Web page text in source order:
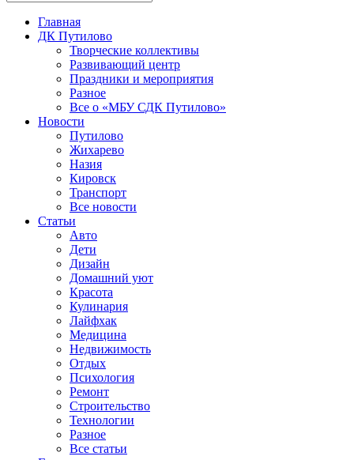
Главная
ДК Путилово
Творческие коллективы
Развивающий центр
Праздники и мероприятия
Разное
Все о «МБУ СДК Путилово»
Новости
Путилово
Жихарево
Назия
Кировск
Транспорт
Все новости
Статьи
Авто
Дети
Дизайн
Домашний уют
Красота
Кулинария
Лайфхак
Медицина
Недвижимость
Отдых
Психология
Ремонт
Строительство
Технологии
Разное
Все статьи